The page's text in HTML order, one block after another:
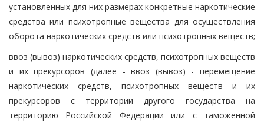
установленных для них размерах конкретные наркотические
средства или психотропные вещества для осуществления
оборота наркотических средств или психотропных веществ;
ввоз (вывоз) наркотических средств, психотропных веществ
и их прекурсоров (далее - ввоз (вывоз) - перемещение
наркотических средств, психотропных веществ и их
прекурсоров с территории другого государства на
территорию Российской Федерации или с таможенной